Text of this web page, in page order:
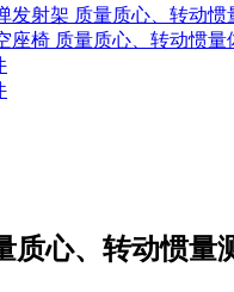
发射架 质量质心、转动惯
座椅 质量质心、转动惯量
质心、转动惯量